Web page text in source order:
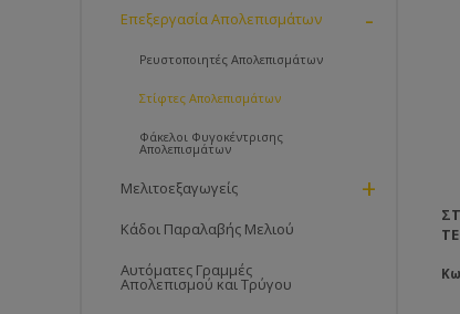
Επεξεργασία Απολεπισμάτων -
Ρευστοποιητές Απολεπισμάτων
Στίφτες Απολεπισμάτων
Φάκελοι Φυγοκέντρισης
Απολεπισμάτων
Μελιτοεξαγωγείς +
Κάδοι Παραλαβής Μελιού
Αυτόματες Γραμμές
Απολεπισμού και Τρύγου